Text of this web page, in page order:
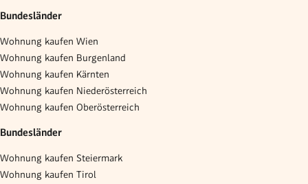
Bundesländer
Wohnung kaufen Wien
Wohnung kaufen Burgenland
Wohnung kaufen Kärnten
Wohnung kaufen Niederösterreich
Wohnung kaufen Oberösterreich
Bundesländer
Wohnung kaufen Steiermark
Wohnung kaufen Tirol